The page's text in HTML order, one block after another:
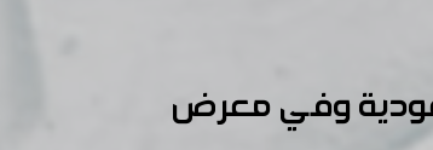
وفي معرض